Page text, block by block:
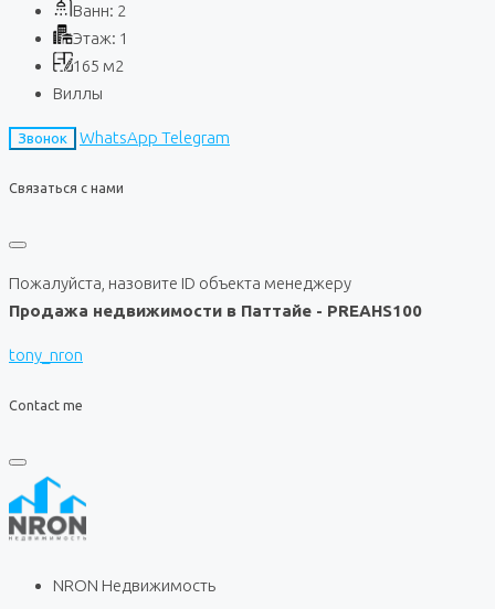
Ванн: 2
Этаж: 1
165 м2
Виллы
Звонок WhatsApp Telegram
Связаться с нами
Пожалуйста, назовите ID объекта менеджеру
Продажа недвижимости в Паттайе - PREAHS100
tony_nron
Contact me
NRON Недвижимость